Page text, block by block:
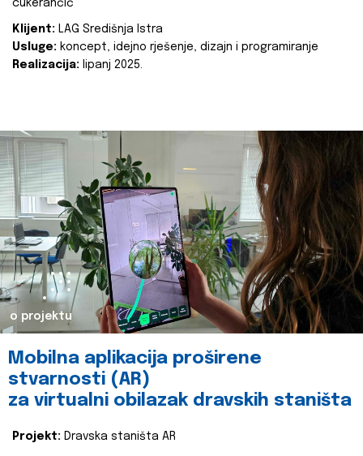
cukerančić
Klijent: LAG Središnja Istra
Usluge: koncept, idejno rješenje, dizajn i programiranje
Realizacija: lipanj 2025.
o projektu
Mobilna aplikacija proširene
stvarnosti (AR)
za virtualni obilazak dravskih staništa
Projekt: Dravska staništa AR